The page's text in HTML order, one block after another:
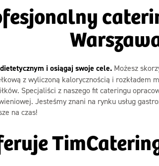
i osiągaj swoje cele. Możesz
z wyliczoną kalorycznością i rozkładem
Specjaliści z naszego fit cateringu
Jesteśmy znani na rynku usług
na czas!